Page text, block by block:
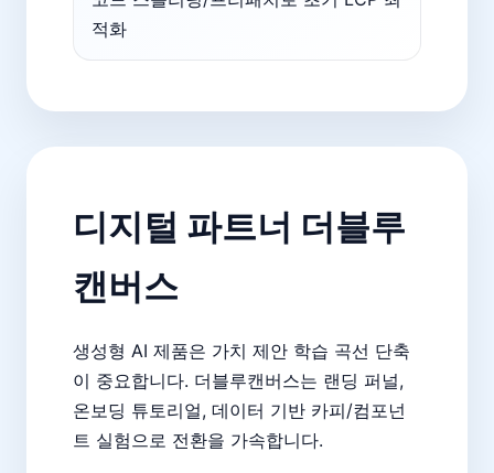
적화
디지털 파트너 더블루
캔버스
생성형 AI 제품은 가치 제안 학습 곡선 단축
이 중요합니다. 더블루캔버스는 랜딩 퍼널,
온보딩 튜토리얼, 데이터 기반 카피/컴포넌
트 실험으로 전환을 가속합니다.